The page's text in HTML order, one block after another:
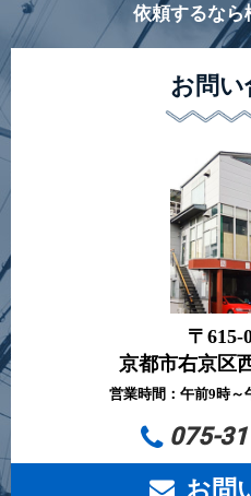
依頼するなら
お問い
〒
京都市右京区
営業時間：午前9時
075-
お問